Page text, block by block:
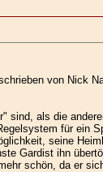
von Nick
sind, als die
für ein
seine
Gardist ihn
schön, da er